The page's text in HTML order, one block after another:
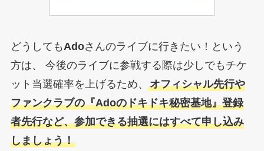
どうしても Adoさんのライブに行きたい！という
方は、 今後のライブに参戦する際は少しでもチケ
ット当選確率を上げるため、 オフィシャル先行や
ファンクラブの『Adoのドキドキ秘密基地』登録
者先行など、参加できる抽選にはすべて申し込み
しましょう！